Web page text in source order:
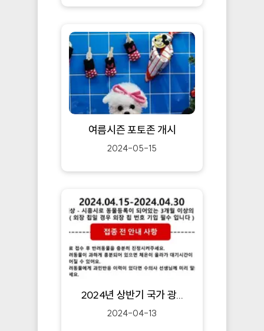
여름시즌 포토존 개시
2024-05-15
2024년 상반기 국가 광...
2024-04-13